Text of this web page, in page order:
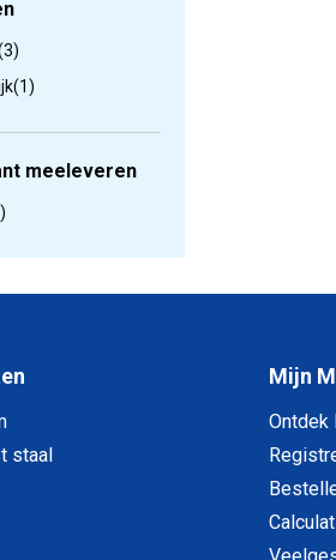
(1)
meeleveren
staal
Mijn
Ontdek